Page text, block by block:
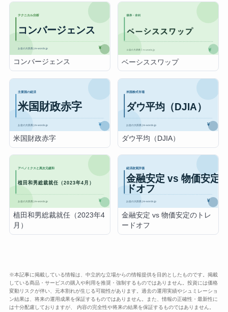
コンバージェンス ベーシススワップ
米国財政赤字 ダウ平均（DJIA）
植田和男総裁就任（2023年4
月）
金融安定 vs 物価安定のトレ
ードオフ
※本記事に掲載している情報は、中立的な立場からの情報提供を目的としたものです。掲載
している商品・サービスの購入や利用を推奨・強制するものではありません。投資には価格
変動リスクが伴い、元本割れが生じる可能性があります。過去の運用実績やシュミレーショ
ン結果は、将来の運用成果を保証するものではありません。また、情報の正確性・最新性に
は十分配慮しておりますが、 内容の完全性や将来の結果を保証するものではありません。